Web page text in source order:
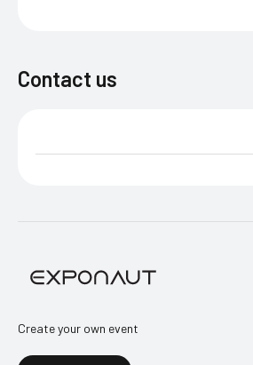
Contact us
Create your own event